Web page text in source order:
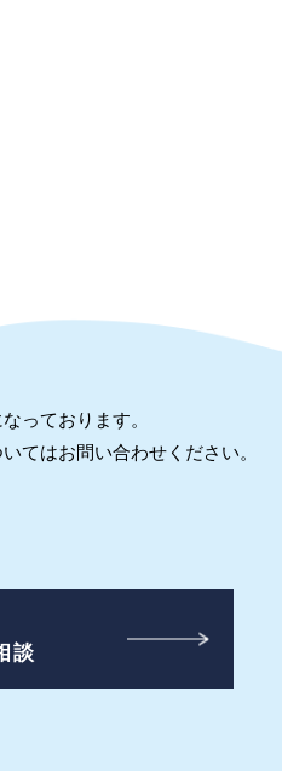
っております。
てはお問い合わせください。
談